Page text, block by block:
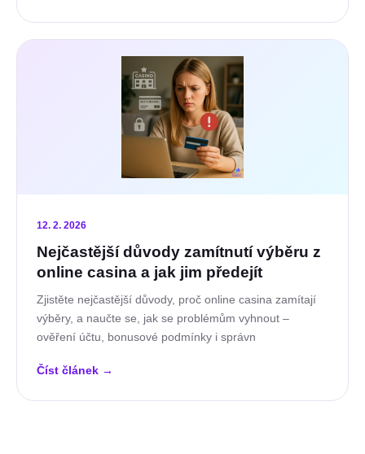
12. 2. 2026
Nejčastější důvody zamítnutí výběru z
online casina a jak jim předejít
Zjistěte nejčastější důvody, proč online casina zamítají
výběry, a naučte se, jak se problémům vyhnout –
ověření účtu, bonusové podmínky i správn
Číst článek →